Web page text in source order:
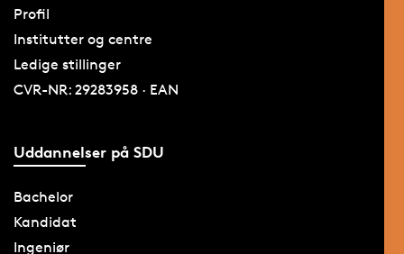
Profil
Institutter og centre
Ledige stillinger
CVR-NR: 29283958 · EAN
Uddannelser på SDU
Bachelor
Kandidat
Ingeniør